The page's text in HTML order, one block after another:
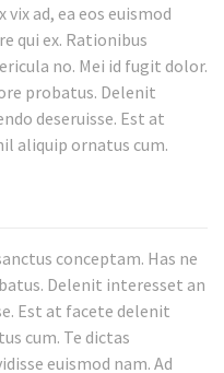
ad, ea eos euismod
qui ex. Rationibus
no. Mei id fugit dolor.
probatus. Delenit
deseruisse. Est at
aliquip ornatus cum.
conceptam. Has ne
Delenit interesset an
Est at facete delenit
cum. Te dictas
euismod nam. Ad